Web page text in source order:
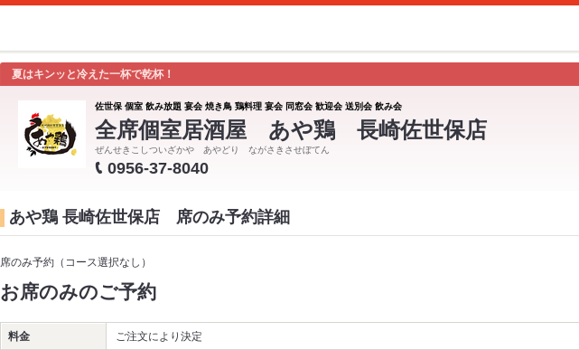
夏はキンッと冷えた一杯で乾杯！
佐世保 個室 飲み放題 宴会 焼き鳥 鶏料理 宴会 同窓会 歓迎会 送別会 飲み会
全席個室居酒屋 あや鶏 長崎佐世保店
ぜんせきこしついざかや あやどり ながさきさせぼてん
0956-37-8040
あや鶏 長崎佐世保店 席のみ予約詳細
席のみ予約（コース選択なし）
お席のみのご予約
料金 ご注文により決定